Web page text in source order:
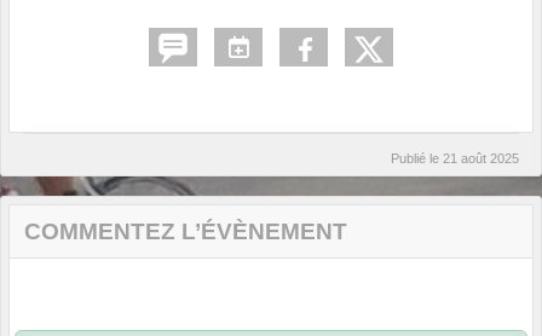
Publié le 21 août 2025
COMMENTEZ L’ÉVÈNEMENT